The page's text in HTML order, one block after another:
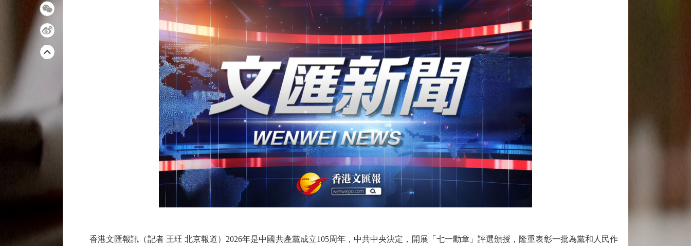
香港文匯報訊（記者 王玨 北京報道）2026年是中國共產黨成立105周年，中共中央決定，開展「七一勳章」評選頒授，隆重表彰一批為黨和人民作